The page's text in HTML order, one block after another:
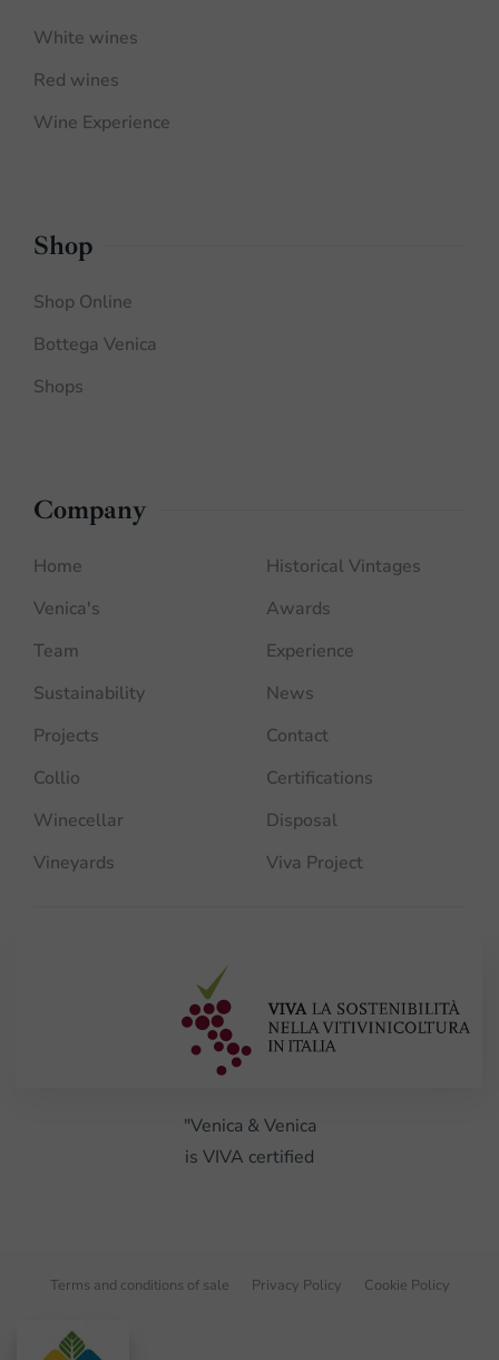
White wines
Red wines
Wine Experience
Shop
Shop Online
Bottega Venica
Shops
Company
Home
Venica's
Team
Sustainability
Projects
Collio
Winecellar
Vineyards
Historical Vintages
Awards
Experience
News
Contact
Certifications
Disposal
Viva Project
"Venica & Venica
is VIVA certified
Terms and conditions of sale Privacy Policy Cookie Policy